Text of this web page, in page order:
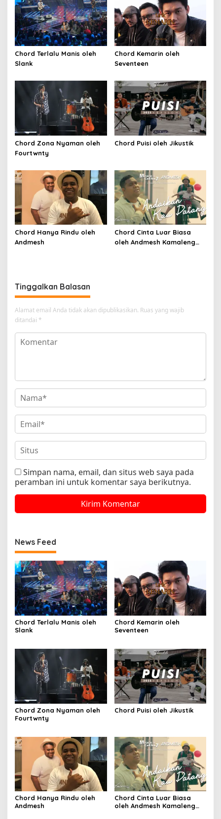
Chord Terlalu Manis oleh
Slank
Chord Kemarin oleh
Seventeen
Chord Zona Nyaman oleh
Fourtwnty
Chord Puisi oleh Jikustik
Chord Hanya Rindu oleh
Andmesh
Chord Cinta Luar Biasa
oleh Andmesh Kamaleng
Tinggalkan Balasan
Alamat email Anda tidak akan dipublikasikan. Ruas yang wajib
ditandai *
Simpan nama, email, dan situs web saya pada
peramban ini untuk komentar saya berikutnya.
News Feed
Chord Terlalu Manis oleh
Slank
Chord Kemarin oleh
Seventeen
Chord Zona Nyaman oleh
Fourtwnty
Chord Puisi oleh Jikustik
Chord Hanya Rindu oleh
Andmesh
Chord Cinta Luar Biasa
oleh Andmesh Kamaleng